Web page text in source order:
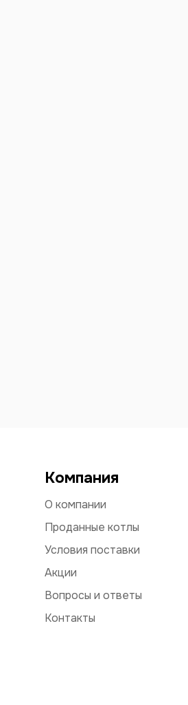
Компания
О компании
Проданные котлы
Условия поставки
Акции
Вопросы и ответы
Контакты